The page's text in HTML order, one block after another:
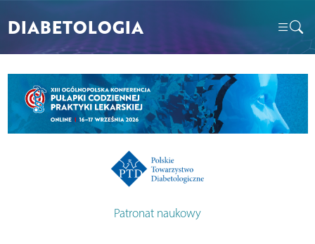
DIABETOLOGIA
Patronat naukowy